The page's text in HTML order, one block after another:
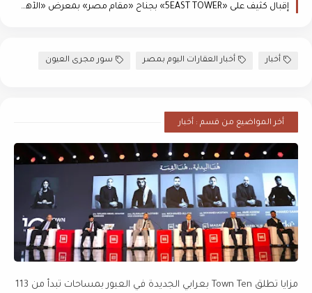
إقبال كثيف على «5EAST TOWER» بجناح «مقام مصر» بمعرض «الأهرام العقاري»
أخبار أخبار العقارات اليوم بمصر سور مجرى العيون
أخر المواضيع من قسم : أخبار
مزايا تطلق Town Ten بعرابي الجديدة في العبور بمساحات تبدأ من 113